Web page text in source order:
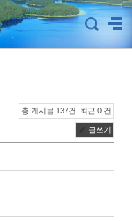
총 게시물 137건, 최근 0 건
글쓰기